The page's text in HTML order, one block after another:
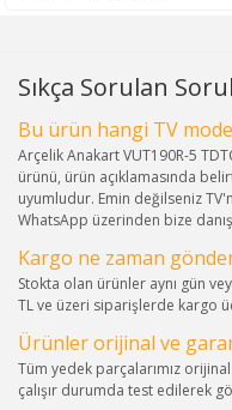
Sıkça Sorulan
Bu ürün hangi TV
Arçelik Anakart VUT190R-5
ürünü, ürün açıklamasında
uyumludur. Emin değilseniz
WhatsApp üzerinden bize
Kargo ne zaman
Stokta olan ürünler aynı gün
TL ve üzeri siparişlerde kargo
Ürünler orijinal ve
Tüm yedek parçalarımız
çalışır durumda test edilerek